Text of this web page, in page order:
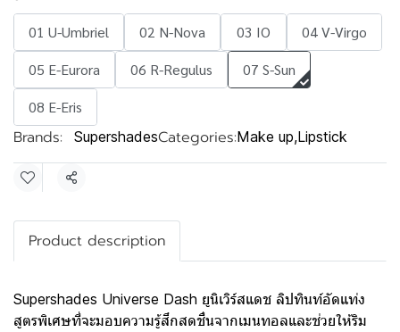
01 U-Umbriel 02 N-Nova 03 IO
04 V-Virgo
05 E-Eurora
06 R-Regulus
07 S-Sun
08 E-Eris
Brands: SupershadesCategories:Make up,Lipstick
Share
Product description
Supershades Universe Dash ยูนิเวิร์สแดช ลิปทินท์อัดแท่ง
สูตรพิเศษที่จะมอบความรู้สึกสดชื่นจากเมนทอลและช่วยให้ริม